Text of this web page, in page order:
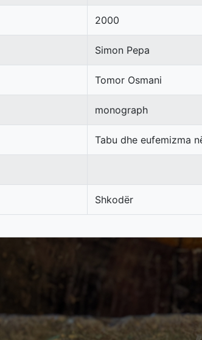
2000
Simon Pepa
Tomor Osmani
monograph
Tabu dhe eufemizma
Shkodër